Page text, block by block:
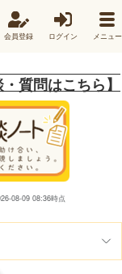
会員登録 ログイン メニュー
質問はこちら】
08-09 08:36時点